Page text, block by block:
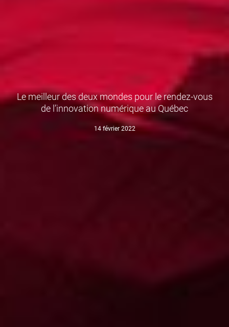
Le meilleur des deux mondes pour le rendez-vous
de l’innovation numérique au Québec
14 février 2022